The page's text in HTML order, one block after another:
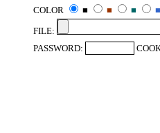
COLOR ■ ■ ■
■
FILE:
PASSWORD: